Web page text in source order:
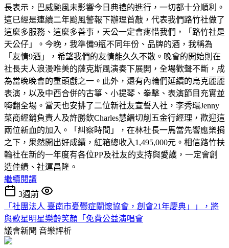
長表示，巴威颱風未影響今日典禮的進行，一切都十分順利。
這已經是連續二年颱風警報下辦理首敲，代表我們路竹社做了
這麼多服務、這麼多善事，天公一定會疼惜我們，「路竹社是
天公仔」。今晚，我準備9瓶不同年份、品牌的酒，我稱為
「友情9酒」，希望我們的友情能久久不散。晚會的開始則在
社長夫人浪漫唯美的薩克斯風演奏下展開，全場歡聲不斷，成
為當晚晚會的重頭戲之一。此外，還有內輪們延續的烏克麗麗
表演，以及中西合併的古箏、小提琴、拳擊、表演節目充實並
嗨翻全場。當天也安排了二位新社友宣誓入社，李秀環Jenny
菜商經銷負責人及許勝欽Charles慧縉切削五金行經理，歡迎這
兩位新血的加入。「糾察時間」，在林社長一馬當先響應樂捐
之下，果然開出好成績，紅箱總收入1,495,000元。相信路竹扶
輪社在新的一年度有各位PP及社友的支持與愛護，一定會創
造佳績、社運昌隆。
繼續閱讀
3週前
「社團法人 臺南市憂鬱症關懷協會，創會21年慶典」」，將
與歌星明星樂齡笑顏「免費公益演唱會
議會新聞 音樂評析